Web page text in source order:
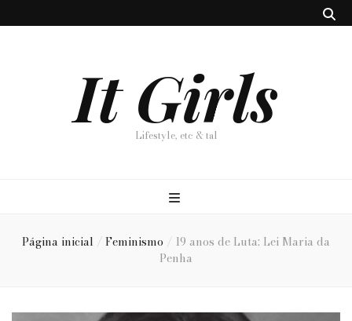
It Girls
Lifestyle, etc & tal
Página inicial /Feminismo / 19 anos de Luta: Lei Maria da
Penha